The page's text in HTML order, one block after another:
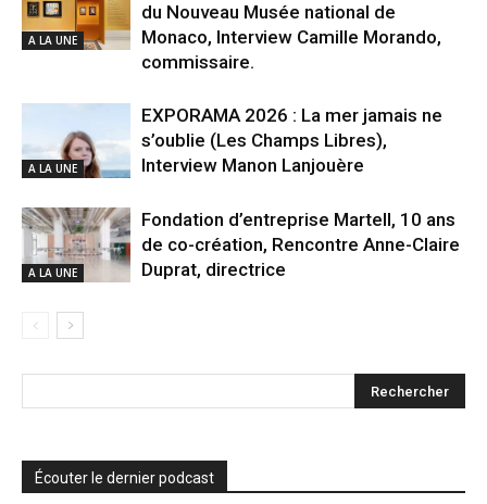
A LA UNE
du Nouveau Musée national de
Monaco, Interview Camille Morando,
commissaire.
A LA UNE
EXPORAMA 2026 : La mer jamais ne
s’oublie (Les Champs Libres),
Interview Manon Lanjouère
A LA UNE
Fondation d’entreprise Martell, 10 ans
de co-création, Rencontre Anne-Claire
Duprat, directrice
Écouter le dernier podcast